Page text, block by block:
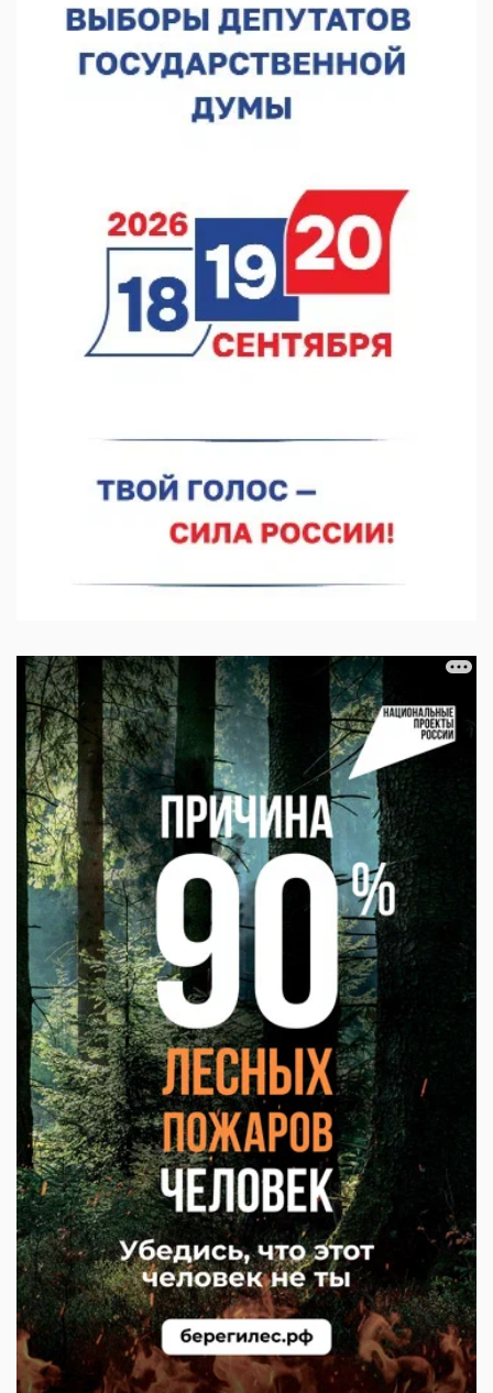
В Нижнем Новгороде прошло совещание Росгвардии
покраской телебашни
07.08.2026 11:20
В автобусах Арзамаса устанавливают терминалы оплаты
07.08.2026 11:03